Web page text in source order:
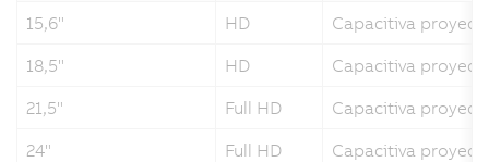
15,6"
HD
Capacitiva
18,5"
HD
Capacitiva
21,5"
Full HD
Capacitiva
24"
Full HD Capacitiva